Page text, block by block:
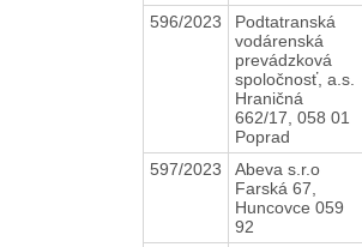
596/2023
Podtatranská
vodárenská
prevádzková
spoločnosť, a.s.
Hraničná
662/17, 058 01
Poprad
597/2023
Abeva s.r.o
Farská 67,
Huncovce 059
92